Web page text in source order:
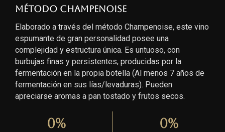
Método Champenoise
Elaborado a través del método Champenoise, este vino
espumante de gran personalidad posee una
complejidad y estructura única. Es untuoso, con
burbujas finas y persistentes, producidas por la
fermentación en la propia botella (Al menos 7 años de
fermentación en sus lías/levaduras). Pueden
apreciarse aromas a pan tostado y frutos secos.
0% 0%